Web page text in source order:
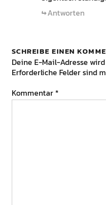
Antworten
SCHREIBE EINEN
Deine E-Mail-Adresse
Erforderliche Felder sind
Kommentar *